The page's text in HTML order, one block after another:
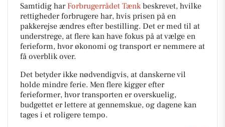
Samtidig har Forbrugerrådet Tænkbeskrevet, hvilke
rettigheder forbrugere har, hvis prisen på en
pakkerejse ændres efter bestilling. Det er med til at
understrege, at flere kan have fokus på at vælge en
ferieform, hvor økonomi og transport er nemmere at
få overblik over.
Det betyder ikke nødvendigvis, at danskerne vil
holde mindre ferie. Men flere kigger efter
ferieformer, hvor transporten er overskuelig,
budgettet er lettere at gennemskue, og dagene kan
tages i et roligere tempo.